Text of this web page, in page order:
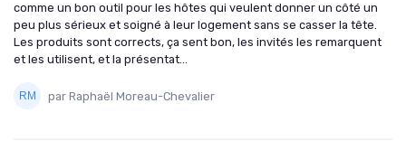
comme un bon outil pour les hôtes qui veulent donner un côté un
peu plus sérieux et soigné à leur logement sans se casser la tête.
Les produits sont corrects, ça sent bon, les invités les remarquent
et les utilisent, et la présentat...
par Raphaël Moreau-Chevalier